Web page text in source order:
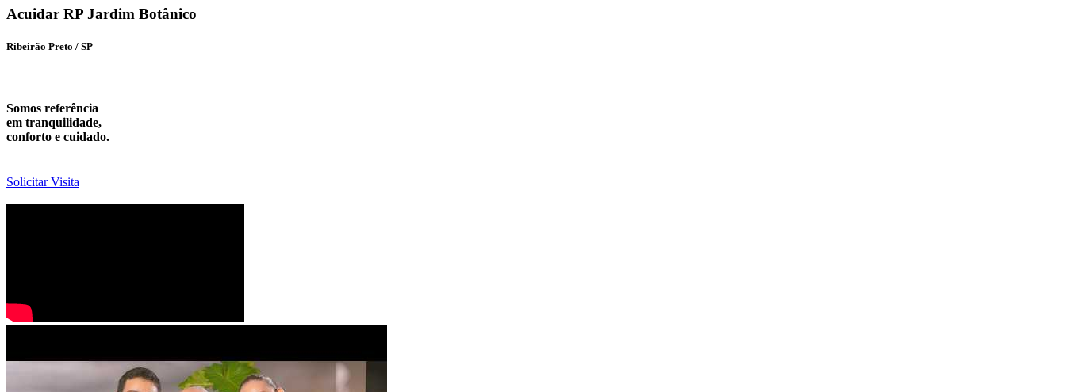
Acuidar RP Jardim Botânico
Ribeirão Preto / SP
Somos referência
em tranquilidade,
conforto e cuidado.
Solicitar Visita